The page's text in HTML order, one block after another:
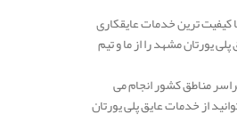
کیفیت ترین خدمات عایقکاری
یورتان مشهد را از ما و تیم
مناطق کشور انجام می
از خدمات عایق پلی یورتان